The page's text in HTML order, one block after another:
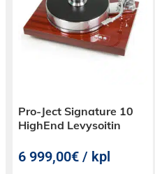
Pro-Ject Signature 10
HighEnd Levysoitin
6 999,00€ / kpl